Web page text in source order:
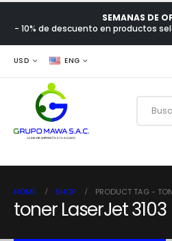
SEMANAS DE
- 10% de descuento en productos
USD ENG
HOME SHOP PRODUCT TAG -
toner LaserJet 3103